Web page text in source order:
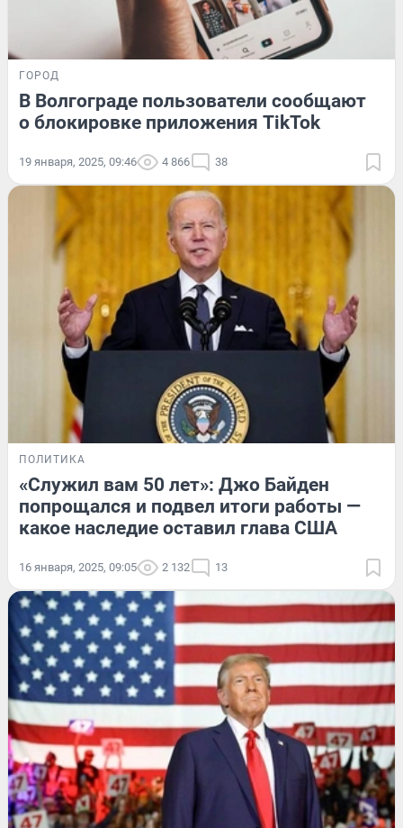
ГОРОД
В Волгограде пользователи сообщают
о блокировке приложения TikTok
19 января, 2025, 09:46 4 866 38
ПОЛИТИКА
«Служил вам 50 лет»: Джо Байден
попрощался и подвел итоги работы —
какое наследие оставил глава США
16 января, 2025, 09:05 2 132 13